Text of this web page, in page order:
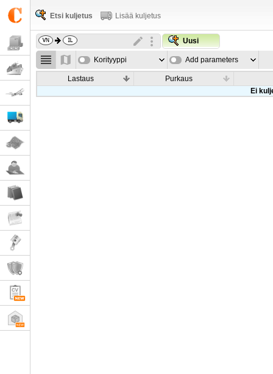
Etsi kuljetus Lisää kuljetus
Uusi
Korityyppi Add parameters
Lastaus
Purkaus
Ei